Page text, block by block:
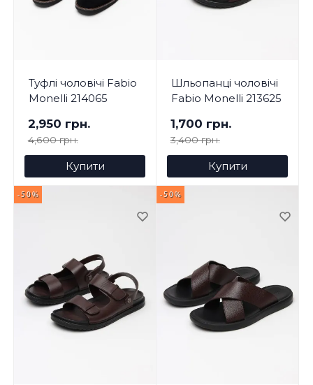
Туфлі чоловічі Fabio
Monelli 214065
2,950 грн.
4,600 грн.
Купити
Шльопанці чоловічі
Fabio Monelli 213625
1,700 грн.
3,400 грн.
Купити
-50% -50%